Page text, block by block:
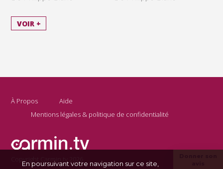
VOIR +
À Propos
Aide
Mentions légales & politique de confidentialité
Copyright Carmin.tv 2026
En poursuivant votre navigation sur ce site,